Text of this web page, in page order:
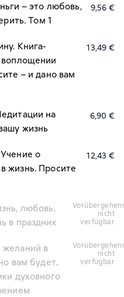
– это любовь,
Том 1
9,56 €
Книга-
воплощении
– и дано вам
13,49 €
на
жизнь
6,90 €
о
жизнь. Просите
12,43 €
любовь,
в праздник
vorübergehend
nicht
verfügbar
в
вам будет..
духовного
vorübergehend
nicht
verfügbar